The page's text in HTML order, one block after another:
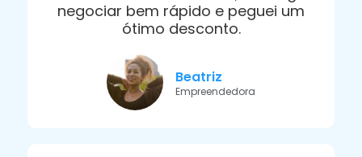
negociar bem rápido e peguei um
ótimo desconto.
Beatriz
Empreendedora